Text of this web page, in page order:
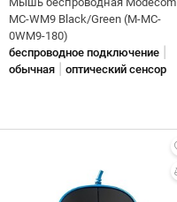
MC-WM9 Black/Green (M-MC-
0WM9-180)
беспроводное подключение
обычная оптический сенсор